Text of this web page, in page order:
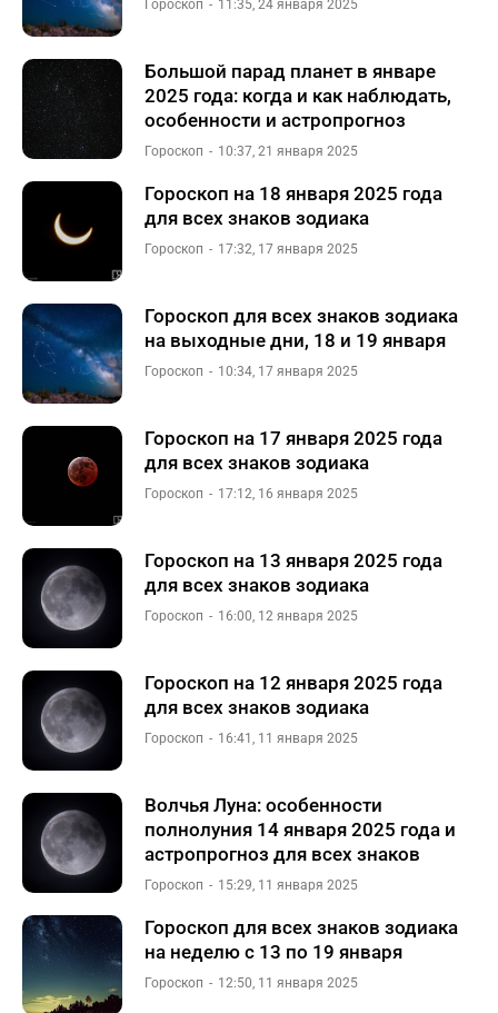
Гороскоп 11:35, 24 января 2025
Большой парад планет в январе
2025 года: когда и как наблюдать,
особенности и астропрогноз
Гороскоп 10:37, 21 января 2025
Гороскоп на 18 января 2025 года
для всех знаков зодиака
Гороскоп 17:32, 17 января 2025
Гороскоп для всех знаков зодиака
на выходные дни, 18 и 19 января
Гороскоп 10:34, 17 января 2025
Гороскоп на 17 января 2025 года
для всех знаков зодиака
Гороскоп 17:12, 16 января 2025
Гороскоп на 13 января 2025 года
для всех знаков зодиака
Гороскоп 16:00, 12 января 2025
Гороскоп на 12 января 2025 года
для всех знаков зодиака
Гороскоп 16:41, 11 января 2025
Волчья Луна: особенности
полнолуния 14 января 2025 года и
астропрогноз для всех знаков
Гороскоп 15:29, 11 января 2025
Гороскоп для всех знаков зодиака
на неделю с 13 по 19 января
Гороскоп 12:50, 11 января 2025